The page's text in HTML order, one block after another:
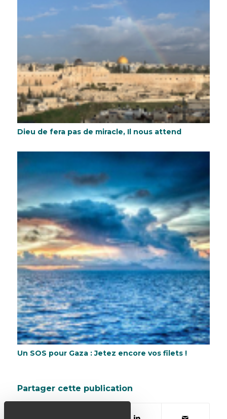
Dieu de fera pas de miracle, Il nous attend
Un SOS pour Gaza : Jetez encore vos filets !
Partager cette publication